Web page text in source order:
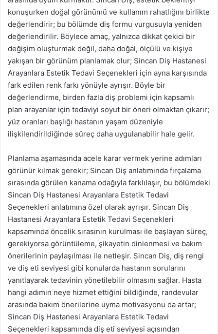
konuşurken doğal görünümü ve kullanım rahatlığını birlikte
değerlendirir; bu bölümde diş formu vurgusuyla yeniden
değerlendirilir. Böylece amaç, yalnızca dikkat çekici bir
değişim oluşturmak değil, daha doğal, ölçülü ve kişiye
yakışan bir görünüm planlamak olur; Sincan Diş Hastanesi
Arayanlara Estetik Tedavi Seçenekleri için ayna karşısında
fark edilen renk farkı yönüyle ayrışır. Böyle bir
değerlendirme, birden fazla diş problemi için kapsamlı
plan arayanlar için tedaviyi soyut bir öneri olmaktan çıkarır;
yüz oranları başlığı hastanın yaşam düzeniyle
ilişkilendirildiğinde süreç daha uygulanabilir hale gelir.
Planlama aşamasında acele karar vermek yerine adımları
görünür kılmak gerekir; Sincan Diş anlatımında fırçalama
sırasında görülen kanama odağıyla farklılaşır, bu bölümdeki
Sincan Diş Hastanesi Arayanlara Estetik Tedavi
Seçenekleri anlatımına özel olarak ayrışır. Sincan Diş
Hastanesi Arayanlara Estetik Tedavi Seçenekleri
kapsamında öncelik sırasının kurulması ile başlayan süreç,
gerekiyorsa görüntüleme, şikayetin dinlenmesi ve bakım
önerilerinin paylaşılması ile netleşir. Sincan Diş, diş rengi
ve diş eti seviyesi gibi konularda hastanın sorularını
yanıtlayarak tedavinin yönetilebilir olmasını sağlar. Hasta
hangi adımın neye hizmet ettiğini bildiğinde, randevular
arasında bakım önerilerine uyma motivasyonu da artar;
Sincan Diş Hastanesi Arayanlara Estetik Tedavi
Seçenekleri kapsamında diş eti seviyesi açısından